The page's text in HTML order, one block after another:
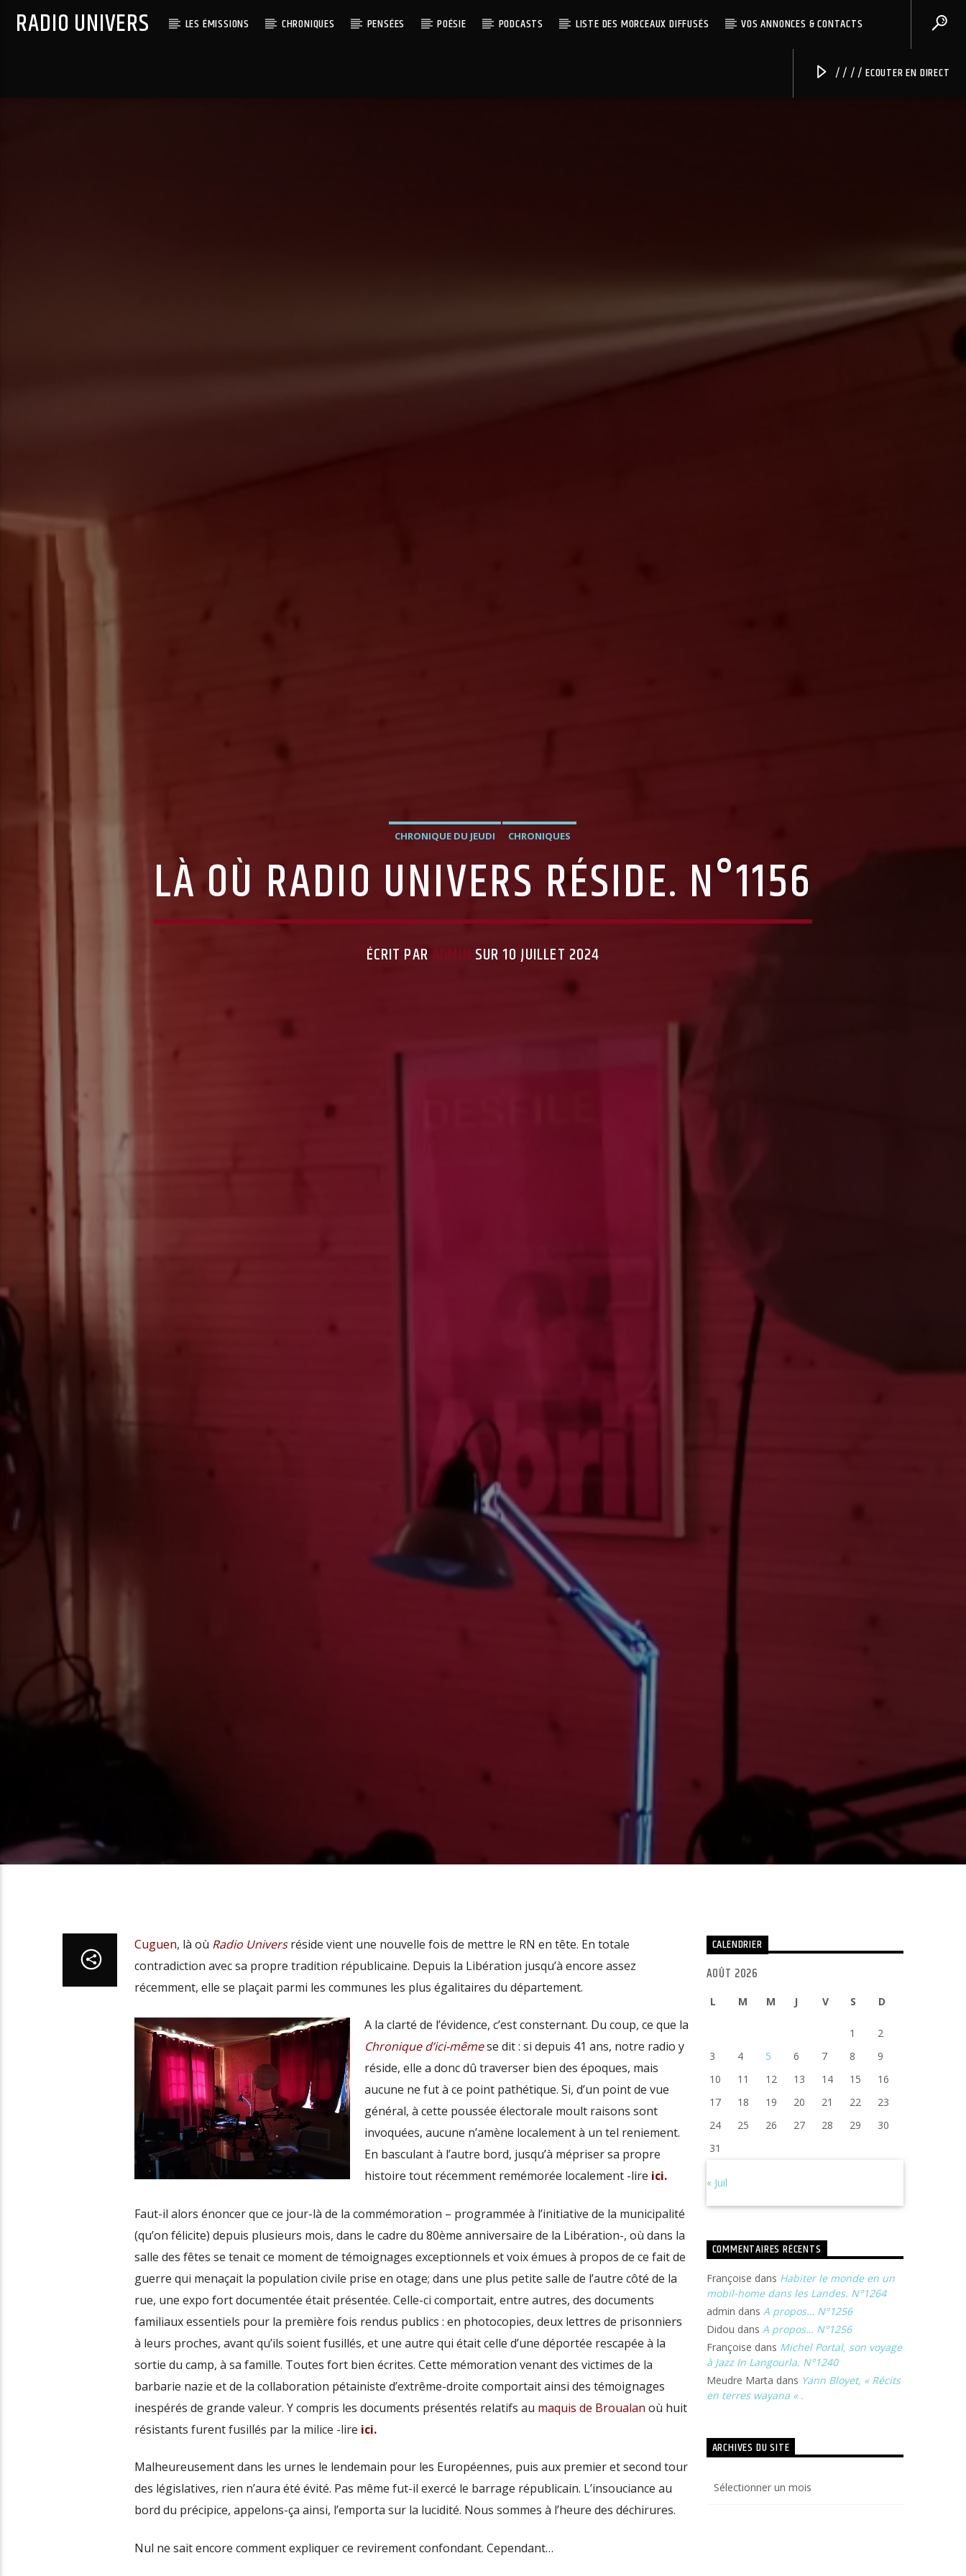
RADIO UNIVERS LES ÉMISSIONS CHRONIQUES PENSÉES POÉSIE PODCASTS LISTE DES MORCEAUX DIFFUSÉS VOS ANNONCES & CONTACTS
/ / / / ECOUTER EN DIRECT
CHRONIQUE DU JEUDI CHRONIQUES
LÀ OÙ RADIO UNIVERS RÉSIDE. N°1156
ÉCRIT PARADMIN SUR 10 JUILLET 2024
Cuguen, là où Radio Universréside vient une nouvelle fois de mettre le RN en tête. En totale
contradiction avec sa propre tradition républicaine. Depuis la Libération jusqu’à encore assez
récemment, elle se plaçait parmi les communes les plus égalitaires du département.
A la clarté de l’évidence, c’est consternant. Du coup, ce que la
Chronique d’ici-mêmese dit : si depuis 41 ans, notre radio y
réside, elle a donc dû traverser bien des époques, mais
aucune ne fut à ce point pathétique. Si, d’un point de vue
général, à cette poussée électorale moult raisons sont
invoquées, aucune n’amène localement à un tel reniement.
En basculant à l’autre bord, jusqu’à mépriser sa propre
histoire tout récemment remémorée localement -lire ici.
Faut-il alors énoncer que ce jour-là de la commémoration – programmée à l’initiative de la municipalité
(qu’on félicite) depuis plusieurs mois, dans le cadre du 80ème anniversaire de la Libération-, où dans la
salle des fêtes se tenait ce moment de témoignages exceptionnels et voix émues à propos de ce fait de
guerre qui menaçait la population civile prise en otage; dans une plus petite salle de l’autre côté de la
rue, une expo fort documentée était présentée. Celle-ci comportait, entre autres, des documents
familiaux essentiels pour la première fois rendus publics : en photocopies, deux lettres de prisonniers
à leurs proches, avant qu’ils soient fusillés, et une autre qui était celle d’une déportée rescapée à la
sortie du camp, à sa famille. Toutes fort bien écrites. Cette mémoration venant des victimes de la
barbarie nazie et de la collaboration pétainiste d’extrême-droite comportait ainsi des témoignages
inespérés de grande valeur. Y compris les documents présentés relatifs au maquis de Broualan où huit
résistants furent fusillés par la milice -lire ici.
Malheureusement dans les urnes le lendemain pour les Européennes, puis aux premier et second tour
des législatives, rien n’aura été évité. Pas même fut-il exercé le barrage républicain. L’insouciance au
bord du précipice, appelons-ça ainsi, l’emporta sur la lucidité. Nous sommes à l’heure des déchirures.
Nul ne sait encore comment expliquer ce revirement confondant. Cependant…
CALENDRIER
AOÛT 2026
L M M J V S D
1
2
3
4 5 6 7 8
9
10
11 12 13 14 15
16
17
18 19 20 21 22
23
24
25 26 27 28 29
30
31
« Juil
COMMENTAIRES RÉCENTS
Françoise dans Habiter le monde en un
mobil-home dans les Landes. N°1264
admin dans A propos… N°1256
Didou dans A propos… N°1256
Françoise dans Michel Portal, son voyage
à Jazz In Langourla. N°1240
Meudre Marta dans Yann Bloyet, « Récits
en terres wayana « .
ARCHIVES DU SITE
du